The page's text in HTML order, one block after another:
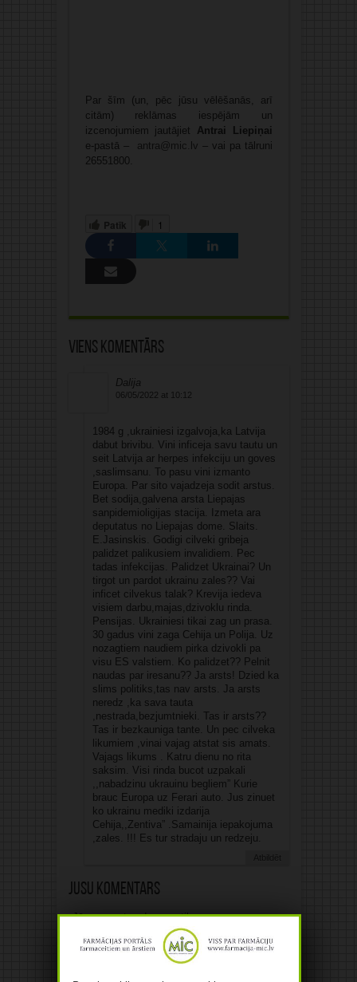
Par šīm (un, pēc jūsu vēlēšanās, arī
citām) reklāmas iespējām un
izcenojumiem jautājiet Antrai Liepiņai
e-pastā – antra@mic.lv – vai pa tālruni
26551800.
Patīk 1
Viens komentārs
Dalija
06/05/2022 at 10:12
1984 g ,ukrainiesi izgalvoja,ka Latvija
dabut brivibu. Vini inficeja savu tautu un
seit Latvija ar herpes infekciju un goves
,saslimsanu. To pasu vini izmanto
Europa. Par sito vajadzeja sodit arstus.
Bet sodija,galvena arsta Liepajas
sanpidemioligijas stacija. Izmeta ara
deputatus no Liepajas dome. Slaits.
E.Jasinskis. Godigi cilveki gribeja
palidzet palikusiem invalidiem. Pec
tadas infekcijas. Palidzet Ukrainai? Un
tirgot un pardot ukrainu zales?? Vai
inficet cilvekus talak? Krevija iedeva
visiem darbu,majas,dzivoklu rinda.
Pensijas. Ukrainiesi tikai zag un prasa.
30 gadus vini zaga Cehija un Polija. Uz
nozagtiem naudiem pirka dzivokli pa
visu ES valstiem. Ko palidzet?? Pelnit
naudas par iresanu?? Ja arsts! Dzied ka
slims politiks,tas nav arsts. Ja arsts
neredz ,ka sava tauta
,nestrada,bezjumtnieki. Tas ir arsts??
Tas ir bezkauniga tante. Un pec cilveka
likumiem ,vinai vajag atstat sis amats.
Vajags likums . Katru dienu no rita
saksim. Visi rinda bucot uzpakali
,,nabadzinu ukrauinu begliem” Kurie
brauc Europa uz Ferari auto. Jus zinuet
ko ukrainu mediki izdarija
Cehija,,Zentiva” .Samainija iepakojuma
,zales. !!! Es tur stradaju un redzeju.
Atbildēt
Jūsu komentārs
Jūsu e-pasta adrese netiks
publicēta.Atzīmētie lauki ir obligāti